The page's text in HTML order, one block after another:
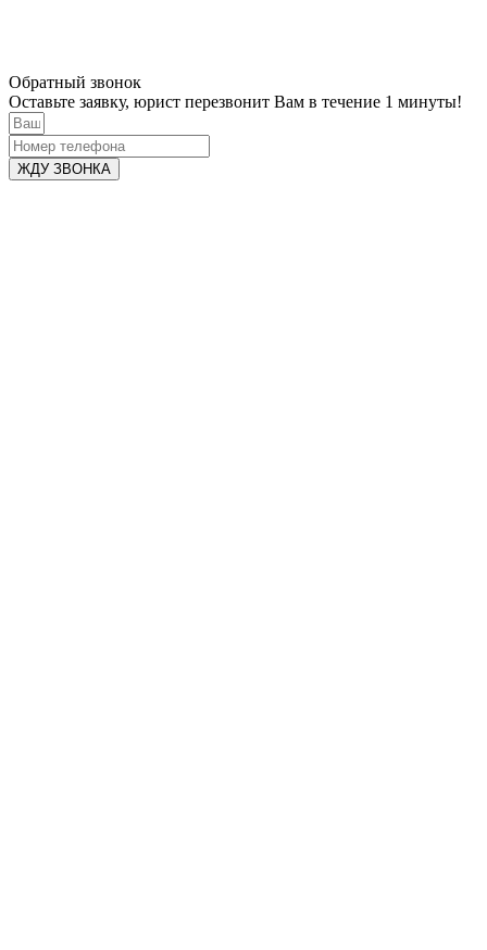
Обратный звонок
Оставьте заявку, юрист перезвонит Вам в течение 1 минуты!
ЖДУ ЗВОНКА